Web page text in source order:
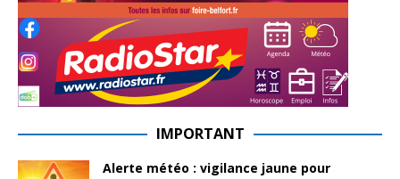
IMPORTANT
Alerte météo : vigilance jaune pour